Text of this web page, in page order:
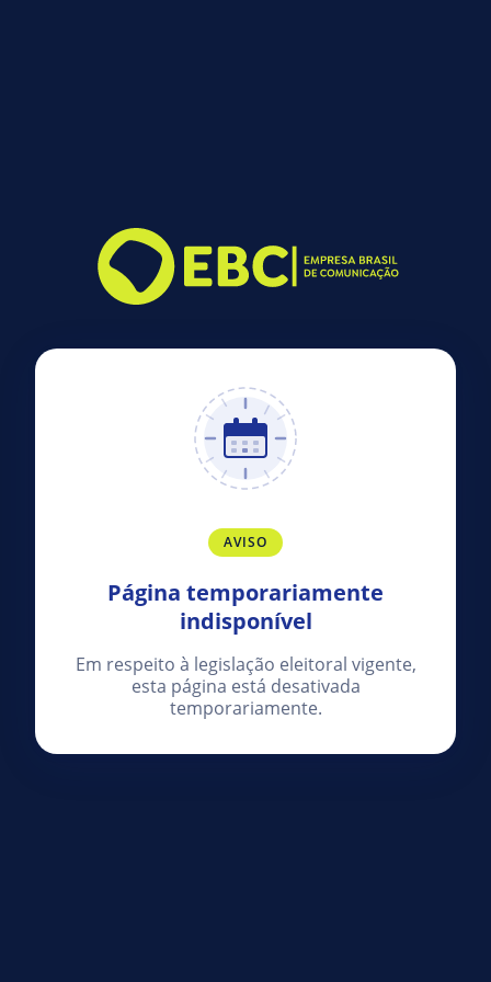
AVISO
Página temporariamente
indisponível
Em respeito à legislação eleitoral vigente,
esta página está desativada
temporariamente.